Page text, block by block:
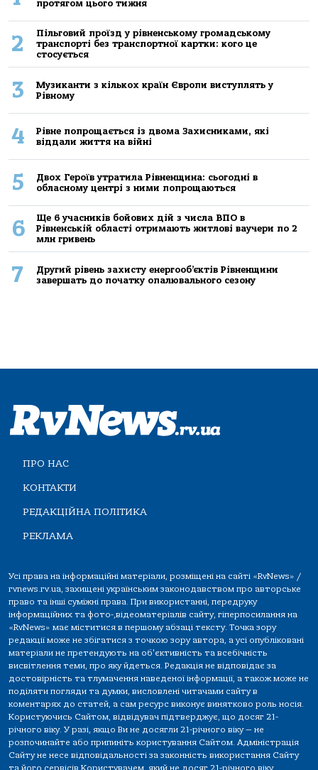
протягом цього тижня
2
Пільговий проїзд у рівненському громадському
транспорті без транспортної картки: кого це
стосується
3
Музиканти з кількох країн Європи виступлять у
Рівному
4
Рівне попрощається із двома Захисниками, які
віддали життя на війні
5
Двох Героїв утратила Рівненщина: сьогодні в
обласному центрі з ними попрощаються
6
Ще 6 учасників бойових дій з числа ВПО в
Рівненській області отримають житлові ваучери по 2
млн гривень
7
Другий рівень захисту енергооб’єктів Рівненщини
завершать до початку опалювального сезону
ПРО НАС
КОНТАКТИ
РЕДАКЦІЙНА ПОЛІТИКА
РЕКЛАМА
Усі права на інформаційні матеріали, розміщені на сайті «RvNews» /
rvnews.rv.ua, захищені українським законодавством про авторське
право та інші суміжні права. При використанні, передруку
інформаційних та фото-,відеоматеріалів сайту, гіперпосилання на
«RvNews» має міститися в першому абзаці тексту. Точка зору
редакції може не збігатися з точкою зору автора, а усі опубліковані
матеріали не претендують на об'єктивність та всебічність
висвітлення теми, про яку йдеться. Редакція не відповідає за
достовірність та тлумачення наведеної інформації, а також може не
поділяти погляди та думки, висловлені читачами сайту в
коментарях до статей, а сам ресурс виконує винятково роль носія.
Користуючись Сайтом, відвідувач підтверджує, що досяг 21-
річного віку. У разі, якщо Ви не досягли 21-річного віку — не
розпочинайте або припиніть користування Сайтом. Адміністрація
Сайту не несе відповідальності за законність використання Сайту
та його сервісів Користувачем, який не досяг 21-річного віку.